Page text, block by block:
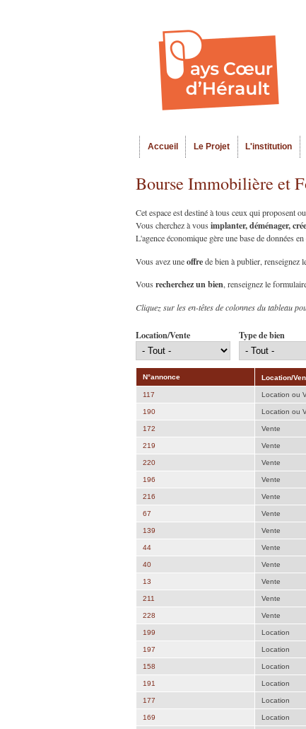
Menu principal
Accueil Le Projet L'institution
Bourse Immobilière et
Cet espace est destiné à tous ceux qui proposent
Vous cherchez à vous implanter, déménager,
L'agence économique gère une base de données
Vous avez uneoffrede bien à publier, renseignez
Vous recherchez un bien, renseignez le
Cliquez sur les en-têtes de colonnes du tableau
Location/Vente Type de bien
N°annonce Location/
117 Location ou
190 Location ou
172 Vente
219 Vente
220 Vente
196 Vente
216 Vente
67 Vente
139 Vente
44 Vente
40 Vente
13 Vente
211 Vente
228 Vente
199 Location
197 Location
158 Location
191 Location
177 Location
169 Location